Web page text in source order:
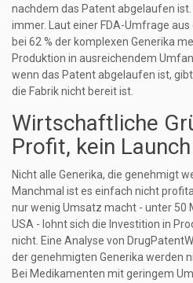
nachdem das Patent abgelaufen
immer. Laut einer FDA-Umfrage
bei 62 % der komplexen Generika
Produktion in ausreichendem
wenn das Patent abgelaufen ist,
die Fabrik nicht bereit ist.
Wirtschaftliche
Profit, kein Launch
Nicht alle Generika, die genehmigt
Manchmal ist es einfach nicht
nur wenig Umsatz macht - unter 50
USA - lohnt sich die Investition in
nicht. Eine Analyse von
der genehmigten Generika werden
Bei Medikamenten mit geringem